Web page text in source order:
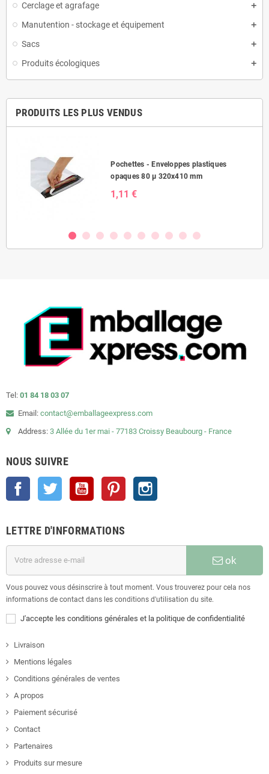
Cerclage et agrafage
Manutention - stockage et équipement
Sacs
Produits écologiques
PRODUITS LES PLUS VENDUS
Pochettes - Enveloppes plastiques
opaques 80 µ 320x410 mm
1,11 €
Tel: 01 84 18 03 07
Email: contact@emballageexpress.com
Address: 3 Allée du 1er mai - 77183 Croissy Beaubourg - France
NOUS SUIVRE
Facebook Twitter YouTube Pinterest
LETTRE D'INFORMATIONS
ok
Vous pouvez vous désinscrire à tout moment. Vous trouverez pour cela nos
informations de contact dans les conditions d'utilisation du site.
J'accepte les conditions générales et la politique de confidentialité
Livraison
Mentions légales
Conditions générales de ventes
A propos
Paiement sécurisé
Contact
Partenaires
Produits sur mesure